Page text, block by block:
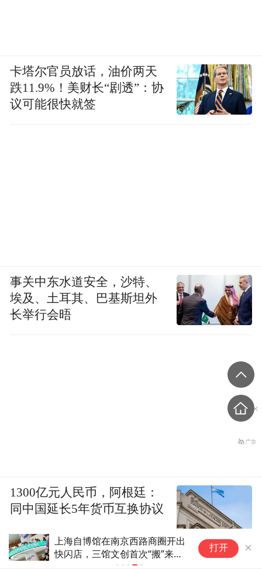
上海自博馆在南京西路商圈开出
快闪店，三馆文创首次“搬”来街
打开
卡塔尔官员放话，油价两天
跌11.9%！美财长“剧透”：协
议可能很快就签
事关中东水道安全，沙特、
埃及、土耳其、巴基斯坦外
长举行会晤
1300亿元人民币，阿根廷：
同中国延长5年货币互换协议